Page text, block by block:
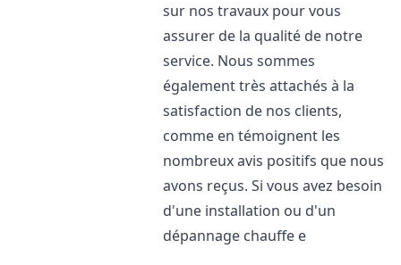
sur nos travaux pour vous
assurer de la qualité de notre
service. Nous sommes
également très attachés à la
satisfaction de nos clients,
comme en témoignent les
nombreux avis positifs que nous
avons reçus. Si vous avez besoin
d'une installation ou d'un
dépannage chauffe e